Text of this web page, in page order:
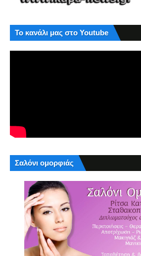
Το κανάλι μας στο Youtube
Σαλόνι ομορφιάς